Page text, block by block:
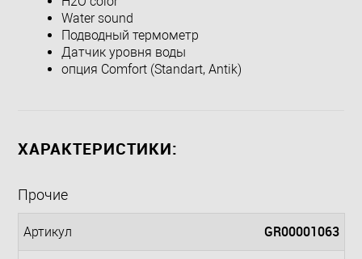
Water sound
Подводный термометр
Датчик уровня воды
опция Comfort (Standart, Antik)
ХАРАКТЕРИСТИКИ:
Прочие
Артикул GR00001063